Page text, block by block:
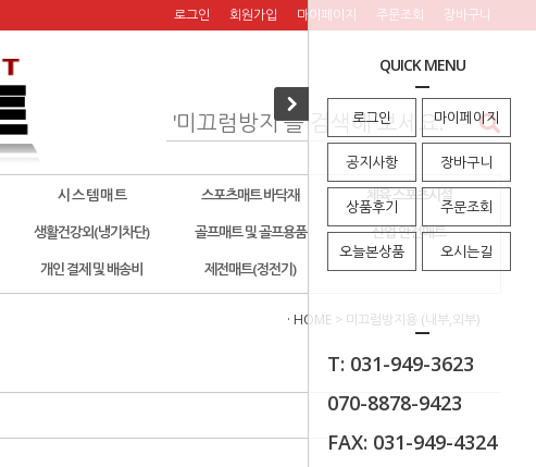
QUICK MENU
로그인 마이페이지
공지사항 장바구니
상품후기 주문조회
오늘본상품 오시는길
T: 031-949-3623
070-8878-9423
FAX: 031-949-4324
로그인 회원가입 마이페이지 주문조회 장바구니
시 스 템 매 트 스포츠매트 바닥재
체육 스포츠시설
생활건강외(냉기차단) 골프매트 및 골프용품
산업 안전매트
개인 결제 및 배송비 제전매트(정전기)
· HOME > 미끄럼방지용 (내부,외부)